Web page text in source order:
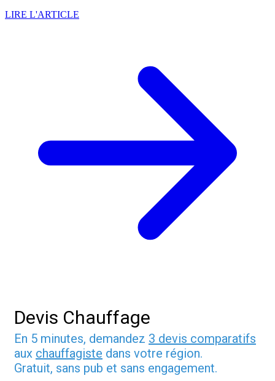
LIRE L'ARTICLE
Devis Chauffage
En 5 minutes, demandez 3 devis comparatifs
aux chauffagiste dans votre région.
Gratuit, sans pub et sans engagement.